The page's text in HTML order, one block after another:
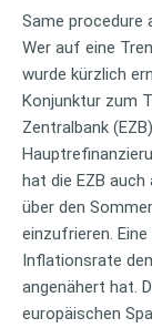
Same procedure
Wer auf eine
wurde kürzlich
Konjunktur zum
Zentralbank
hat die EZB
über den
einzufrieren.
Inflationsrate
angenähert hat.
europäischen